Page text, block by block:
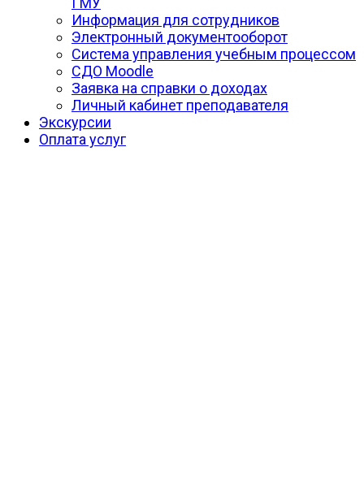
Информация для сотрудников
Электронный документооборот
Система управления учебным процессом
СДО Moodle
Заявка на справки о доходах
Личный кабинет преподавателя
Экскурсии
Оплата услуг